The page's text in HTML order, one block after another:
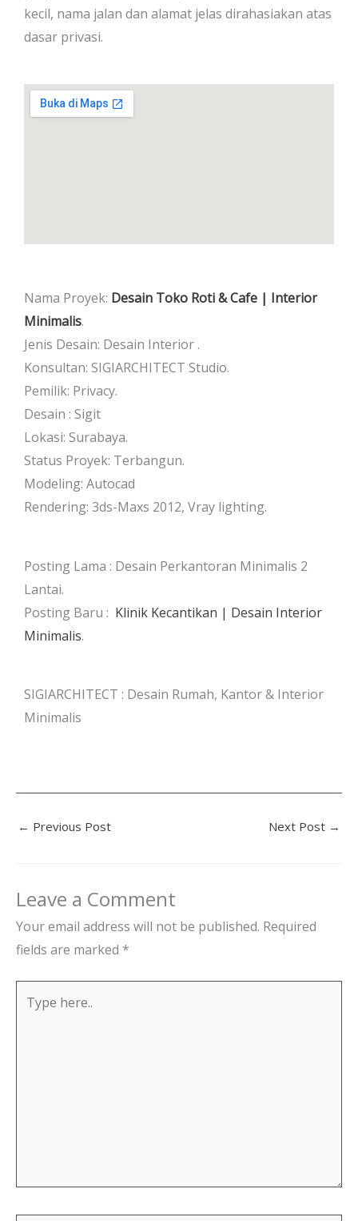
kecil, nama jalan dan alamat jelas dirahasiakan atas
dasar privasi.
Nama Proyek: Desain Toko Roti & Cafe | Interior
Minimalis.
Jenis Desain: Desain Interior .
Konsultan: SIGIARCHITECT Studio.
Pemilik: Privacy.
Desain : Sigit
Lokasi: Surabaya.
Status Proyek: Terbangun.
Modeling: Autocad
Rendering: 3ds-Maxs 2012, Vray lighting.
Posting Lama : Desain Perkantoran Minimalis 2
Lantai.
Posting Baru : Klinik Kecantikan | Desain Interior
Minimalis.
SIGIARCHITECT : Desain Rumah, Kantor & Interior
Minimalis
← Previous Post Next Post →
Leave a Comment
Your email address will not be published. Required
fields are marked *
here..